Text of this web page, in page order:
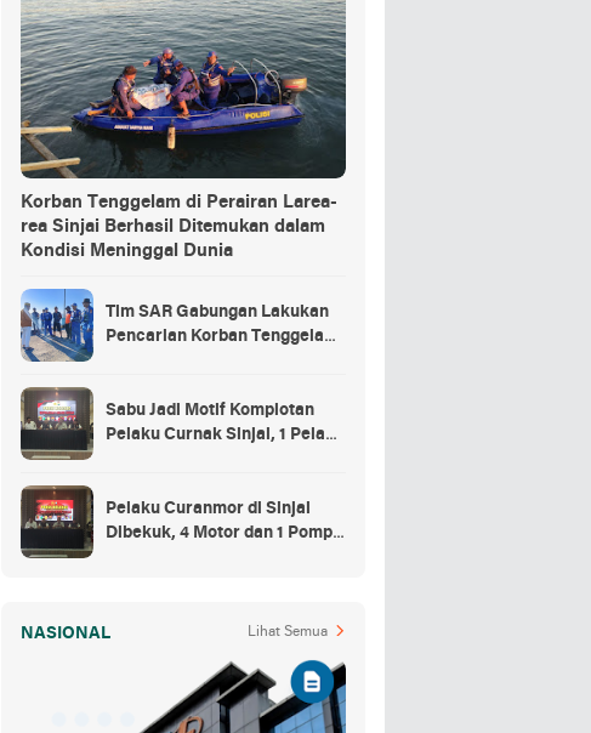
Korban Tenggelam di Perairan Larea-
rea Sinjai Berhasil Ditemukan dalam
Kondisi Meninggal Dunia
Tim SAR Gabungan Lakukan
Pencarian Korban Tenggelam
Sabu Jadi Motif Komplotan
Pelaku Curnak Sinjai, 1 Pelaku
Pelaku Curanmor di Sinjai
Dibekuk, 4 Motor dan 1 Pompa
NASIONAL Lihat Semua